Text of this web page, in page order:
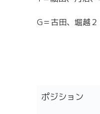
G＝古田、堀越２
ポジション